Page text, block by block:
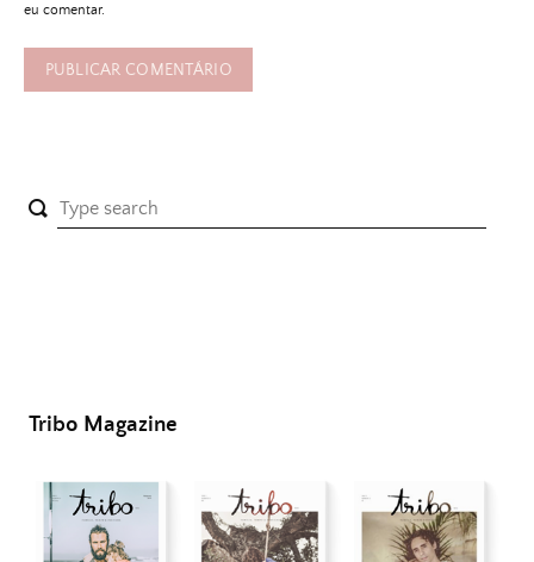
eu comentar.
Tribo Magazine